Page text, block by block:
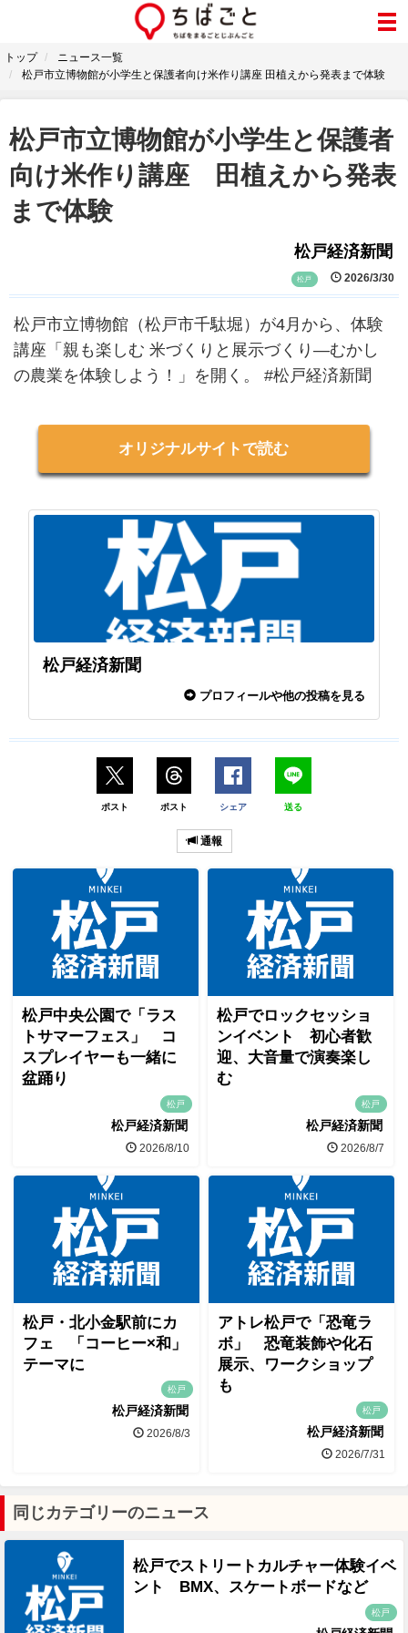
トップ
ニュース一覧
松戸市立博物館が小学生と保護者向け米作り講座 田植えから発表まで体験
松戸市立博物館が小学生と保護者
向け米作り講座 田植えから発表
まで体験
松戸経済新聞
松戸 2026/3/30
松戸市立博物館（松戸市千駄堀）が4月から、体験
講座「親も楽しむ 米づくりと展示づくり―むかし
の農業を体験しよう！」を開く。 #松戸経済新聞
オリジナルサイトで読む
松戸経済新聞
プロフィールや他の投稿を見る
ポスト ポスト シェア 送る
通報
松戸中央公園で「ラス
トサマーフェス」 コ
スプレイヤーも一緒に
盆踊り
松戸
松戸経済新聞
2026/8/10
松戸でロックセッショ
ンイベント 初心者歓
迎、大音量で演奏楽し
む
松戸
松戸経済新聞
2026/8/7
松戸・北小金駅前にカ
フェ 「コーヒー×和」
テーマに
松戸
松戸経済新聞
2026/8/3
アトレ松戸で「恐竜ラ
ボ」 恐竜装飾や化石
展示、ワークショップ
も
松戸
松戸経済新聞
2026/7/31
同じカテゴリーのニュース
松戸でストリートカルチャー体験イベ
ント BMX、スケートボードなど
松戸